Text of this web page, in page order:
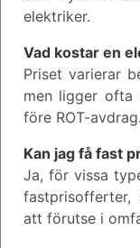
elektriker.
Vad kostar en
Priset varierar
men ligger ofta
före ROT-avdrag.
Kan jag få fast
Ja, för vissa
att förutse i